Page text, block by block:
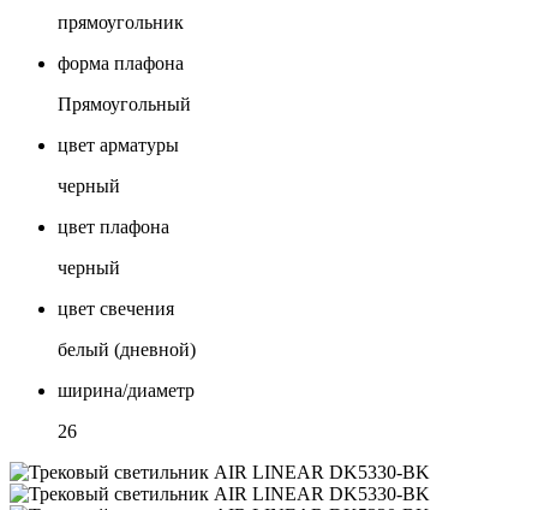
прямоугольник
форма плафона
Прямоугольный
цвет арматуры
черный
цвет плафона
черный
цвет свечения
белый (дневной)
ширина/диаметр
26